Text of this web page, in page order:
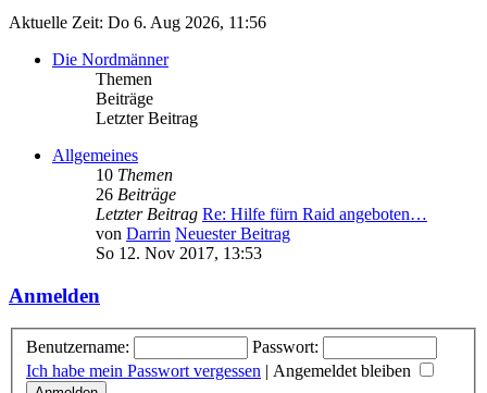
Aktuelle Zeit: Do 6. Aug 2026, 11:56
Die Nordmänner
Themen
Beiträge
Letzter Beitrag
Allgemeines
10 Themen
26 Beiträge
Letzter Beitrag Re: Hilfe fürn Raid angeboten…
von Darrin Neuester Beitrag
So 12. Nov 2017, 13:53
Anmelden
Benutzername:
Passwort:
Ich habe mein Passwort vergessen | Angemeldet bleiben